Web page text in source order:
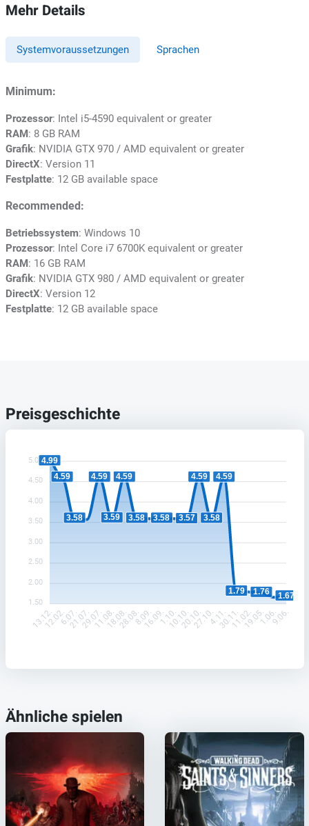
Mehr Details
Systemvoraussetzungen Sprachen
Minimum:
Prozessor: Intel i5-4590 equivalent or greater
RAM: 8 GB RAM
Grafik: NVIDIA GTX 970 / AMD equivalent or greater
DirectX: Version 11
Festplatte: 12 GB available space
Recommended:
Betriebssystem: Windows 10
Prozessor: Intel Core i7 6700K equivalent or greater
RAM: 16 GB RAM
Grafik: NVIDIA GTX 980 / AMD equivalent or greater
DirectX: Version 12
Festplatte: 12 GB available space
Preisgeschichte
5.00
4.50
4.00
3.50
3.00
2.50
2.00
1.50
4.99
4.59
3.58
4.59
3.59
4.59
3.58 3.58 3.57
4.59
3.58
4.59
1.79 1.76 1.67
13.12.12.02.6.07.21.07.29.07.11.08.18.08.28.08.8.09.16.09.1.10.10.10.20.10.27.10.4.11.30.11.11.02.19.05.1.06.9.06.
Ähnliche spielen